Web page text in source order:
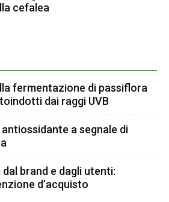
cefalea
fermentazione di passiflora
dai raggi UVB
a segnale di
brand e dagli utenti:
d’acquisto